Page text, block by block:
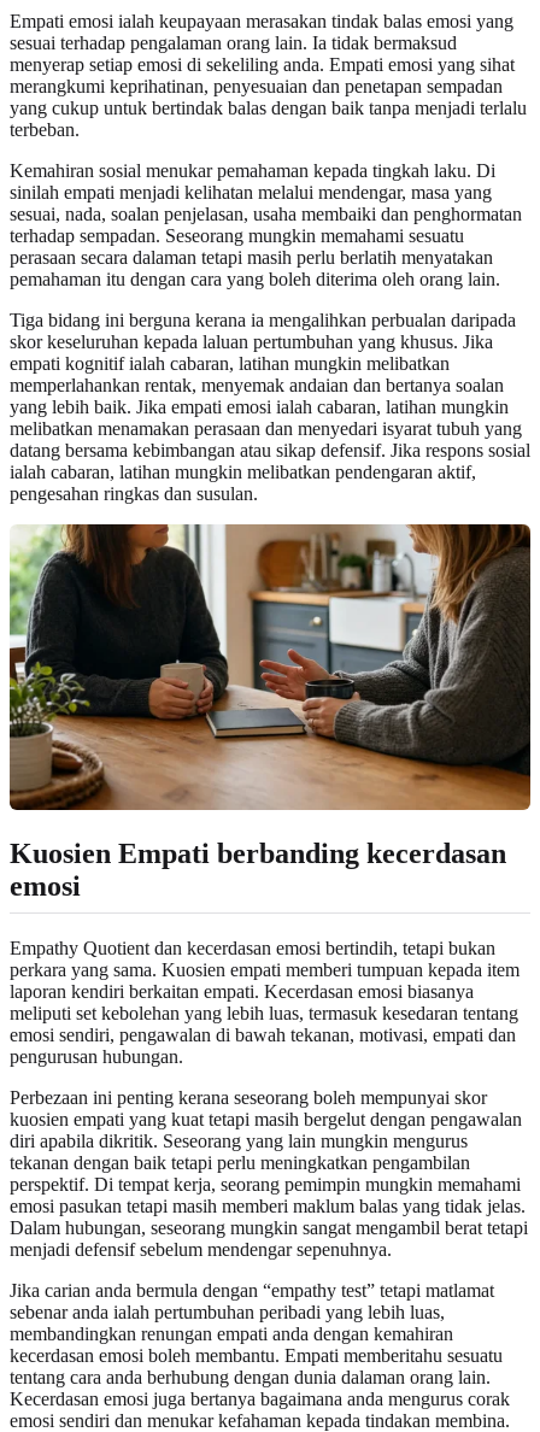
Empati emosi ialah keupayaan merasakan tindak balas emosi yang
sesuai terhadap pengalaman orang lain. Ia tidak bermaksud
menyerap setiap emosi di sekeliling anda. Empati emosi yang sihat
merangkumi keprihatinan, penyesuaian dan penetapan sempadan
yang cukup untuk bertindak balas dengan baik tanpa menjadi terlalu
terbeban.
Kemahiran sosial menukar pemahaman kepada tingkah laku. Di
sinilah empati menjadi kelihatan melalui mendengar, masa yang
sesuai, nada, soalan penjelasan, usaha membaiki dan penghormatan
terhadap sempadan. Seseorang mungkin memahami sesuatu
perasaan secara dalaman tetapi masih perlu berlatih menyatakan
pemahaman itu dengan cara yang boleh diterima oleh orang lain.
Tiga bidang ini berguna kerana ia mengalihkan perbualan daripada
skor keseluruhan kepada laluan pertumbuhan yang khusus. Jika
empati kognitif ialah cabaran, latihan mungkin melibatkan
memperlahankan rentak, menyemak andaian dan bertanya soalan
yang lebih baik. Jika empati emosi ialah cabaran, latihan mungkin
melibatkan menamakan perasaan dan menyedari isyarat tubuh yang
datang bersama kebimbangan atau sikap defensif. Jika respons sosial
ialah cabaran, latihan mungkin melibatkan pendengaran aktif,
pengesahan ringkas dan susulan.
Kuosien Empati berbanding kecerdasan
emosi
Empathy Quotient dan kecerdasan emosi bertindih, tetapi bukan
perkara yang sama. Kuosien empati memberi tumpuan kepada item
laporan kendiri berkaitan empati. Kecerdasan emosi biasanya
meliputi set kebolehan yang lebih luas, termasuk kesedaran tentang
emosi sendiri, pengawalan di bawah tekanan, motivasi, empati dan
pengurusan hubungan.
Perbezaan ini penting kerana seseorang boleh mempunyai skor
kuosien empati yang kuat tetapi masih bergelut dengan pengawalan
diri apabila dikritik. Seseorang yang lain mungkin mengurus
tekanan dengan baik tetapi perlu meningkatkan pengambilan
perspektif. Di tempat kerja, seorang pemimpin mungkin memahami
emosi pasukan tetapi masih memberi maklum balas yang tidak jelas.
Dalam hubungan, seseorang mungkin sangat mengambil berat tetapi
menjadi defensif sebelum mendengar sepenuhnya.
Jika carian anda bermula dengan “empathy test” tetapi matlamat
sebenar anda ialah pertumbuhan peribadi yang lebih luas,
membandingkan renungan empati anda dengan kemahiran
kecerdasan emosi boleh membantu. Empati memberitahu sesuatu
tentang cara anda berhubung dengan dunia dalaman orang lain.
Kecerdasan emosi juga bertanya bagaimana anda mengurus corak
emosi sendiri dan menukar kefahaman kepada tindakan membina.